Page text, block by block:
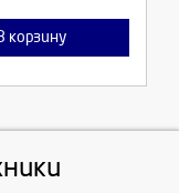
корзину